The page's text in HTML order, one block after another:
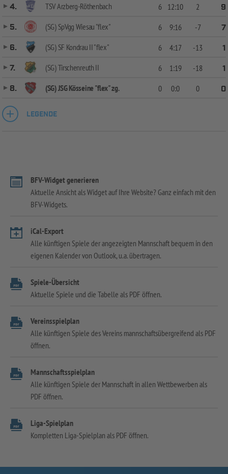
4.
TSV Arzberg-Röthenbach 6 12:10 2
9
5.
(SG) SpVgg Wiesau "flex" 6 9:16 -7
7
6.
(SG) SF Kondrau II "flex" 6 4:17 -13
1
7.
(SG) Tirschenreuth II 6 1:19 -18
1
8.
(SG) JSG Kösseine "flex" zg. 0 0:0 0 0
LEGENDE
BFV-Widget generieren
Aktuelle Ansicht als Widget auf Ihre Website? Ganz einfach mit den
BFV-Widgets.
iCal-Export
Alle künftigen Spiele der angezeigten Mannschaft bequem in den
eigenen Kalender von Outlook, u.a. übertragen.
Spiele-Übersicht
Aktuelle Spiele und die Tabelle als PDF öffnen.
Vereinsspielplan
Alle künftigen Spiele des Vereins mannschaftsübergreifend als PDF
öffnen.
Mannschaftsspielplan
Alle künftigen Spiele der Mannschaft in allen Wettbewerben als
PDF öffnen.
Liga-Spielplan
Kompletten Liga-Spielplan als PDF öffnen.